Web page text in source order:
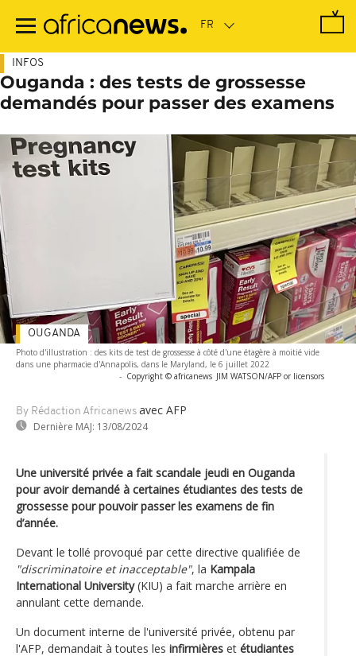
contenu
INFOS
Ouganda : des tests de grossesse
demandés pour passer des examens
Photo d'illustration : des kits de test de grossesse à côté d'une étagère à moitié vide
dans une pharmacie d'Annapolis, dans le Maryland, le 6 juillet 2022
- Copyright © africanews JIM WATSON/AFP or licensors
By Rédaction Africanews avec AFP
Dernière MAJ: 13/08/2024
OUGANDA
Une université privée a fait scandale jeudi en Ouganda
pour avoir demandé à certaines étudiantes des tests de
grossesse pour pouvoir passer les examens de fin
d’année.
Devant le tollé provoqué par cette directive qualifiée de
"discriminatoire et inacceptable", la Kampala
International University(KIU) a fait marche arrière en
annulant cette demande.
Un document interne de l'université privée, obtenu par
l'AFP, demandait à toutes les infirmières et étudiantes